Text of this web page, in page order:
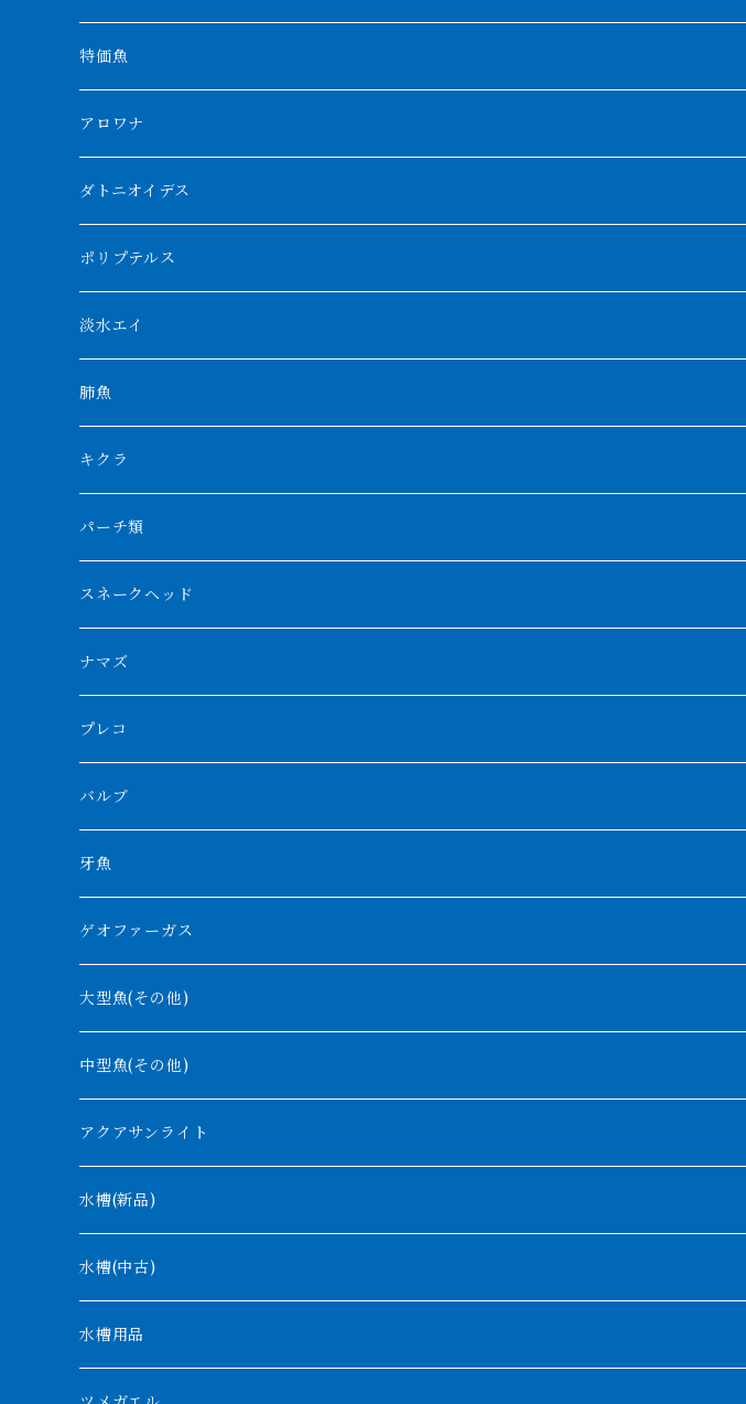
特価魚
アロワナ
クンパイ
アブソリュートレッド
AGUS スーパーレッドF4
特殊アロワナ
厳選 過背金龍
フルゴールデンクロスバック
ブルーベースクロスバック
BILLY-KENオリジナルブランド紅龍
チョッパーレッド
ブルレッド
その他アジアアロワナ
特殊個体
紅龍
バンジャール
シルバーアロワナ
ブラックアロワナ
ノーザンバラムンディ
その他アロワナ
ダトニオイデス
シャムタイガー
特殊ダトニオ
ダトニオプラスワン
リアルバンド
フォークバンド
フォーバータイガー
メニーバータイガー
ニューギニアダトニオ
ポリプテルス
モンスターポリプ
特殊ポリプ
プラチナ個体
ショート個体
ハイブリッドポリプ
エンドリケリー
ギニア
ナイジェリア
ナイルビチャー
ナポレオンビチャー
バロ川
ビキールビキール
トゥルカナ湖
タンガニーカビチャー
アンソルギー
コウロントン
ラプラディ
ギニア
ナイジェリア
コンギクス
オルナティピンニス
コンゴ
タンガニーカ
ウィークシー
モケレンベンベ
デルヘッジ
ザイールグリーン
淡水エイ
シナガワダイヤ
ダイヤモンドポルカ
クロコダイル
その他淡水エイ
肺魚
ネオケラ
その他肺魚
キクラ
パーチ類
スネークヘッド
チャンナバルカ
大型スネークヘッド
中型スネークヘッド
小型スネークヘッド
ナマズ
プレコ
バルブ
牙魚
ゲオファーガス
大型魚(その他)
中型魚(その他)
アクアサンライト
水槽(新品)
1200mm以下
1500mm
水槽(中古)
水槽用品